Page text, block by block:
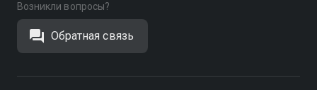
Возникли вопросы?
Обратная связь